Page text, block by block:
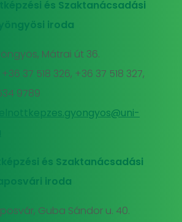
és Szaktanácsadási
iroda
Mátrai út 36.
37 518 326, +36 37 518 327,
9789
felnottkepzes.gyongyos@uni-
és Szaktanácsadási
iroda
Guba Sándor u. 40.